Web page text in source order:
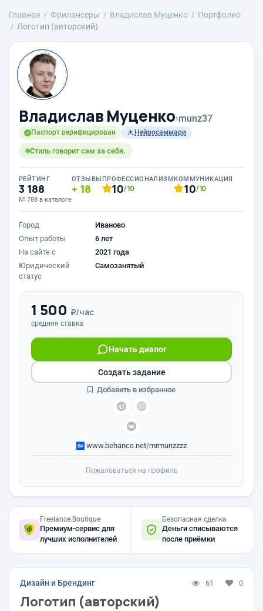
Главная Фрилансеры Владислав Муценко
Портфолио
Логотип (авторский)
Владислав Муценко›munz37
Паспорт верифицирован Нейросаммари
Стиль говорит сам за себя.
РЕЙТИНГ
3 188
№ 788 в каталоге
ОТЗЫВЫ
18
ПРОФЕССИОНАЛИЗМ
10/10
КОММУНИКАЦИЯ
10/10
Город
Иваново
Опыт работы
6 лет
На сайте с
2021 года
Юридический
статус
Самозанятый
1 500 ₽/час
средняя ставка
Начать диалог
www.behance.net/mrmunzzzz
Создать задание
Добавить в избранное
Пожаловаться на профиль
Freelance.Boutique
Премиум-сервис для
лучших исполнителей
Безопасная сделка
Деньги списываются
после приёмки
Дизайн и Брендинг 61 0
Логотип (авторский)